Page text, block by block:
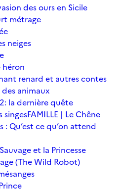
des ours en Sicile
métrage
neiges
héron
renard et autres contes
des animaux
la dernière quête
singesFAMILLE | Le Chêne
: Qu’est ce qu’on attend
et la Princesse
(The Wild Robot)